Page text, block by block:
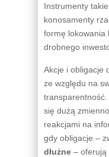
Instrumenty
konosamenty
formę lokowania
drobnego
Akcje i obligacje
ze względu na
się dużą
reakcjami na
gdy obligacje –
dłużne – oferują